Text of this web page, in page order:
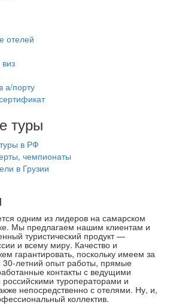
отелей
а/порту
туры
в РФ
чемпионаты
в Грузии
одним из лидеров на самарском
Мы предлагаем нашим клиентам и
туристический продукт —
и всему миру. Качество и
гарантировать, поскольку имеем за
летний опыт работы, прямые
контакты с ведущими
туроператорами и
непосредственно с отелями. Ну, и,
коллектив.